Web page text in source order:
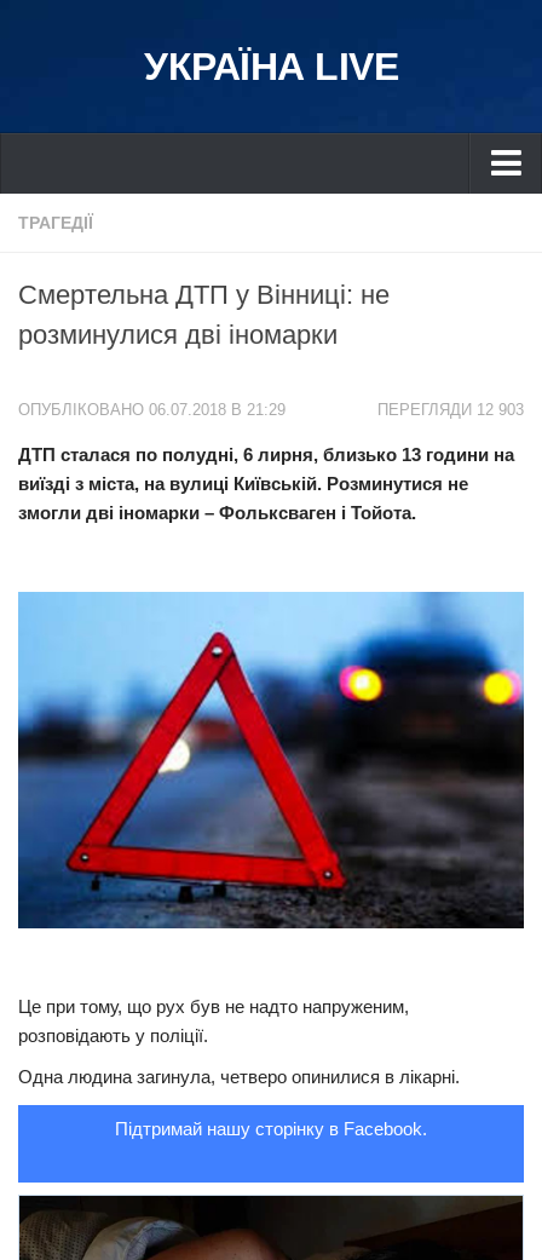
УКРАЇНА LIVE
Україна
Дніпро
Львів
Харків
Донбас
Світ
Цікаво
Наука
Технології
Історії
Рецепти
Події
Кримінал
Трагедії
Культура
ТРАГЕДІЇ
Смертельна ДТП у Вінниці: не
розминулися дві іномарки
ПЕРЕГЛЯДИ 12 903
ОПУБЛІКОВАНО 06.07.2018 В 21:29
ДТП сталася по полудні, 6 лирня, близько 13 години на
виїзді з міста, на вулиці Київській. Розминутися не
змогли дві іномарки – Фольксваген і Тойота.
Це при тому, що рух був не надто напруженим,
розповідають у поліції.
Одна людина загинула, четверо опинилися в лікарні.
Підтримай нашу сторінку в Facebook.